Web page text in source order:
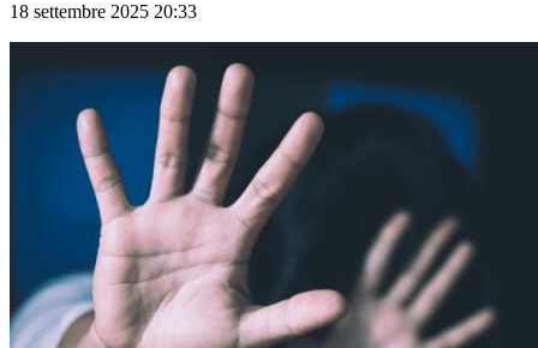
18 settembre 2025 20:33